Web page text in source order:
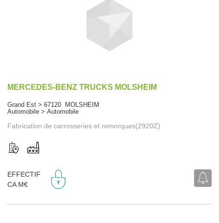
MERCEDES-BENZ TRUCKS MOLSHEIM
Grand Est > 67120 MOLSHEIM
Automobile > Automobile
Fabrication de carrosseries et remorques(2920Z)
EFFECTIF
CA M€